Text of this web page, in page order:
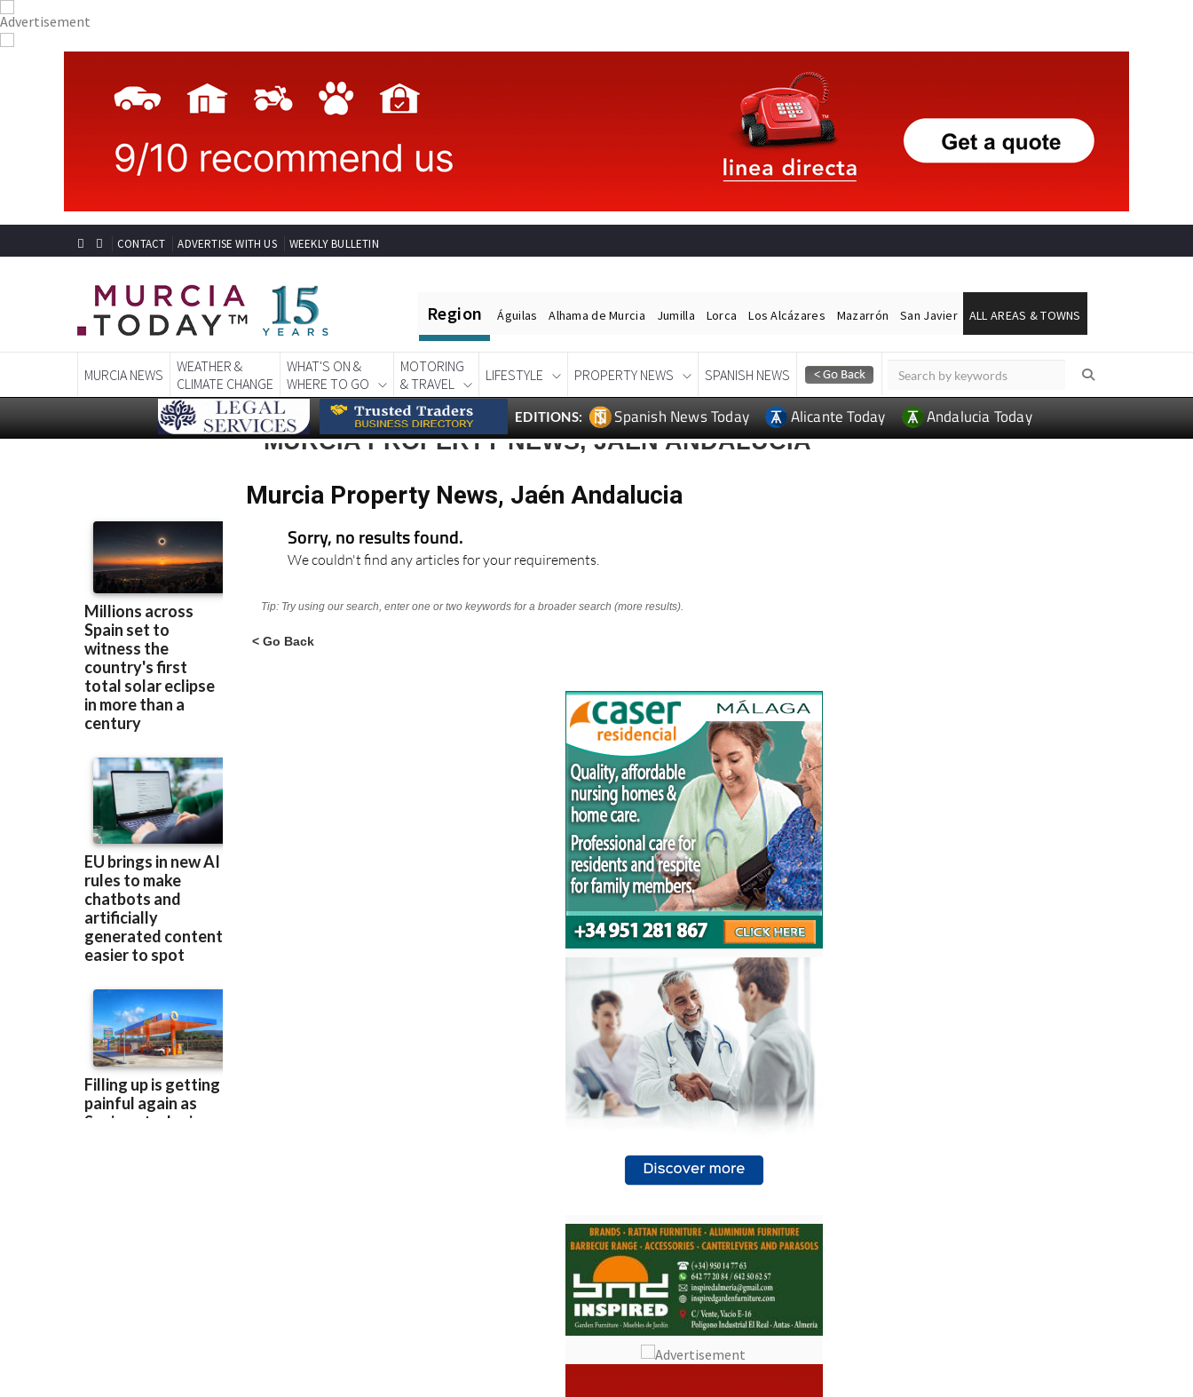
CONTACT ADVERTISE WITH US WEEKLY BULLETIN
Region Águilas Alhama de Murcia Jumilla Lorca Los Alcázares Mazarrón San Javier ALL AREAS & TOWNS
MURCIA NEWS
WEATHER &
CLIMATE CHANGE
WHAT'S ON &
WHERE TO GO
MOTORING
& TRAVEL
LIFESTYLE PROPERTY NEWS SPANISH NEWS
EDITIONS: Spanish News Today Alicante Today Andalucia Today
MURCIA PROPERTY NEWS, JAÉN ANDALUCIA
Murcia Property News, Jaén Andalucia
Sorry, no results found.
We couldn't find any articles for your requirements.
Tip: Try using our search, enter one or two keywords for a broader search (more results).
< Go Back